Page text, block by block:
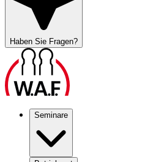
Haben Sie Fragen?
Seminare